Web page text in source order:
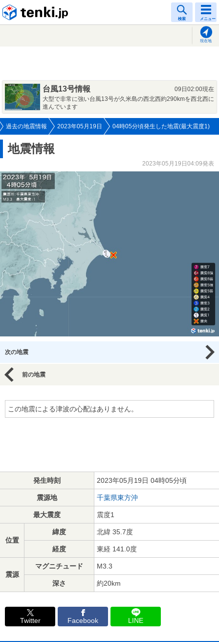
検索 メニュー
現在地
台風13号情報
09日02:00現在
大型で非常に強い台風13号が久米島の西北西約290kmを西北西に
進んでいます
過去の地震情報 2023年05月19日 04時05分頃発生した地震(最大震度1)
地震情報
2023年05月19日04:09発表
次の地震
前の地震
この地震による津波の心配はありません。
発生時刻 2023年05月19日 04時05分頃
震源地 千葉県東方沖
最大震度 震度1
位置
緯度 北緯 35.7度
経度 東経 141.0度
震源
マグニチュード M3.3
深さ 約20km
Twitter Facebook LINE